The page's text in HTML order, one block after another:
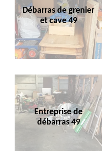
Débarras de grenier
et cave 49
Entreprise de
débarras 49